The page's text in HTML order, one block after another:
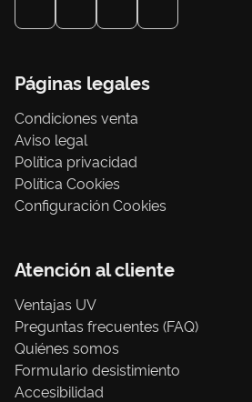
Páginas legales
Condiciones venta
Aviso legal
Política privacidad
Política Cookies
Configuración Cookies
Atención al cliente
Ventajas UV
Preguntas frecuentes (FAQ)
Quiénes somos
Formulario desistimiento
Accesibilidad